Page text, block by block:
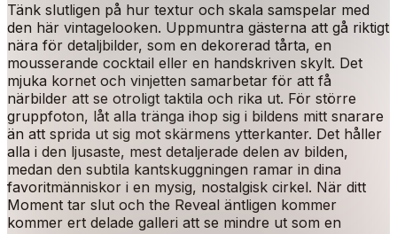
Tänk slutligen på hur textur och skala samspelar med
den här vintagelooken. Uppmuntra gästerna att gå riktigt
nära för detaljbilder, som en dekorerad tårta, en
mousserande cocktail eller en handskriven skylt. Det
mjuka kornet och vinjetten samarbetar för att få
närbilder att se otroligt taktila och rika ut. För större
gruppfoton, låt alla tränga ihop sig i bildens mitt snarare
än att sprida ut sig mot skärmens ytterkanter. Det håller
alla i den ljusaste, mest detaljerade delen av bilden,
medan den subtila kantskuggningen ramar in dina
favoritmänniskor i en mysig, nostalgisk cirkel. När ditt
Moment tar slut och the Reveal äntligen kommer
kommer ert delade galleri att se mindre ut som en